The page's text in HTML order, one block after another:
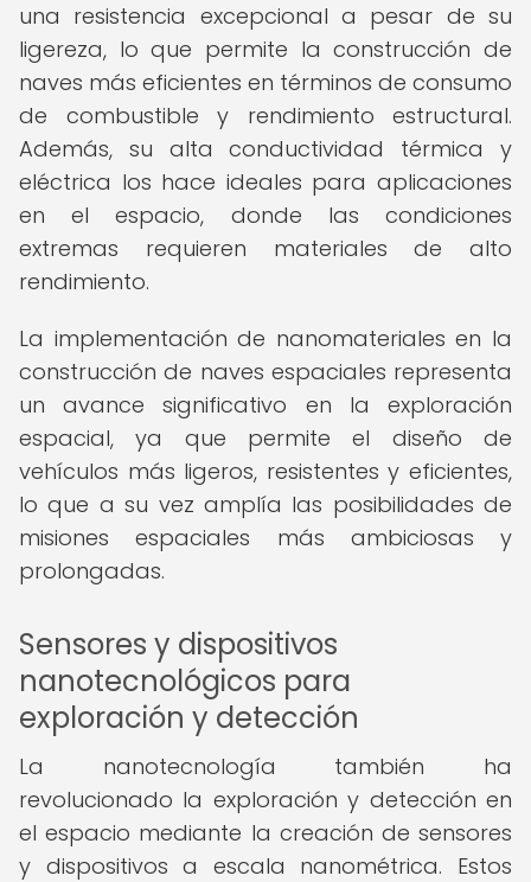
una resistencia excepcional a pesar de su
ligereza, lo que permite la construcción de
naves más eficientes en términos de consumo
de combustible y rendimiento estructural.
Además, su alta conductividad térmica y
eléctrica los hace ideales para aplicaciones
en el espacio, donde las condiciones
extremas requieren materiales de alto
rendimiento.
La implementación de nanomateriales en la
construcción de naves espaciales representa
un avance significativo en la exploración
espacial, ya que permite el diseño de
vehículos más ligeros, resistentes y eficientes,
lo que a su vez amplía las posibilidades de
misiones espaciales más ambiciosas y
prolongadas.
Sensores y dispositivos
nanotecnológicos para
exploración y detección
La nanotecnología también ha
revolucionado la exploración y detección en
el espacio mediante la creación de sensores
y dispositivos a escala nanométrica. Estos